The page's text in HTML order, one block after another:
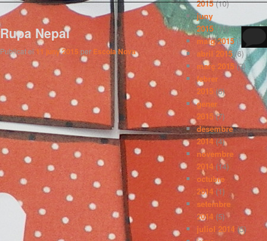
Rupa Nepal
Publicat el 11 juny 2015 per Escola Nova
2015(10)
juny
2015(10)
maig 2015(5)
abril 2015(6)
març 2015(7)
febrer
2015(6)
gener
2015(7)
desembre
2014(4)
novembre
2014(14)
octubre
2014(1)
setembre
2014(5)
juliol 2014(5)